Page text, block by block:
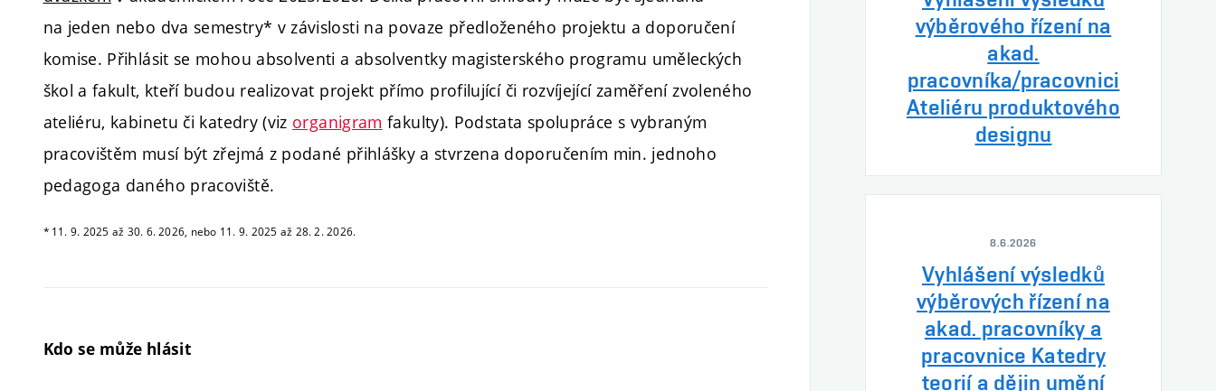
na jeden nebo dva semestry* v závislosti na povaze předloženého projektu a doporučení
komise. Přihlásit se mohou absolventi a absolventky magisterského programu uměleckých
škol a fakult, kteří budou realizovat projekt přímo profilující či rozvíjející zaměření zvoleného
ateliéru, kabinetu či katedry (viz organigram fakulty). Podstata spolupráce s vybraným
pracovištěm musí být zřejmá z podané přihlášky a stvrzena doporučením min. jednoho
pedagoga daného pracoviště.
* 11. 9. 2025 až 30. 6. 2026, nebo 11. 9. 2025 až 28. 2. 2026.
Kdo se může hlásit
výběrového řízení na
akad.
pracovníka/pracovnici
Ateliéru produktového
designu
8.6.2026
Vyhlášení výsledků
výběrových řízení na
akad. pracovníky a
pracovnice Katedry
teorií a dějin umění